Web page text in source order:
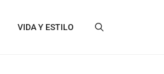
VIDA Y ESTILO